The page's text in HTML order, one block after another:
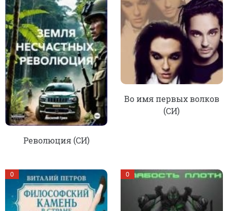
Революция (СИ)
Во имя первых волков
(СИ)
0 0